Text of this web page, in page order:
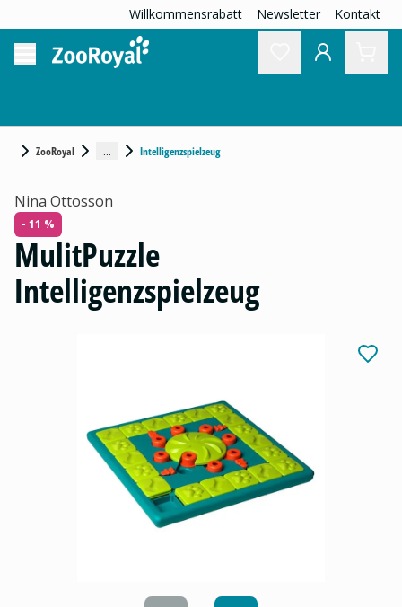
Willkommensrabatt Newsletter Kontakt
ZooRoyal ... Intelligenzspielzeug
Nina Ottosson
- 11 %
MulitPuzzle
Intelligenzspielzeug